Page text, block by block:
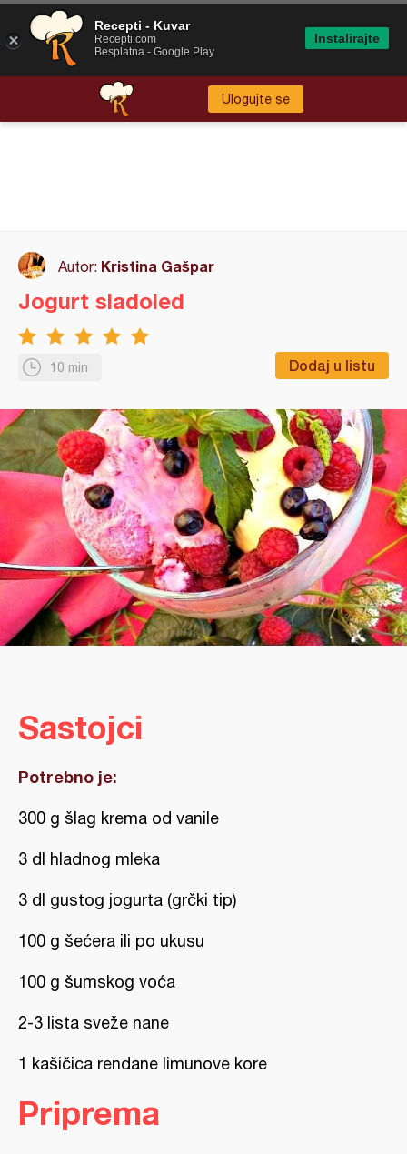
Ulogujte se
Autor: Kristina Gašpar
10 min Dodaj u listu
Jogurt sladoled
Sastojci
Potrebno je:
300 g šlag krema od vanile
3 dl hladnog mleka
3 dl gustog jogurta (grčki tip)
100 g šećera ili po ukusu
100 g šumskog voća
2-3 lista sveže nane
1 kašičica rendane limunove kore
Priprema
Recepti - Kuvar
Recepti.com
Besplatna - Google Play
Instalirajte